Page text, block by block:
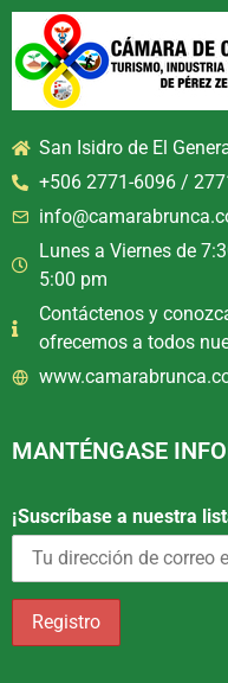
San Isidro de El
+506 2771-6096 /
Lunes a Viernes de
5:00 pm
Contáctenos y
ofrecemos a todos
MANTÉNGASE
¡Suscríbase a nuestra